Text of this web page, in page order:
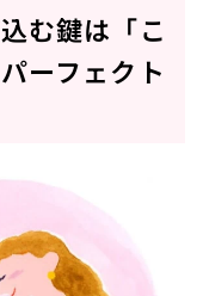
む鍵は「こ
ーフェクト